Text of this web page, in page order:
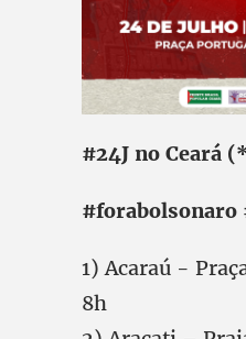
#24J no Ceará
#forabolsonaro
1) Acaraú -
8h